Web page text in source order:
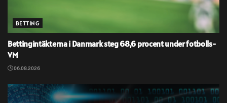
BETTING
Bettingintäkterna i Danmark steg 68,6 procent under fotbolls-
VM
06.08.2026